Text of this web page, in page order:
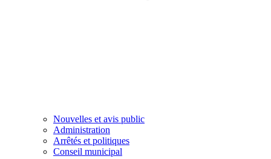
Nouvelles et avis public
Administration
Arrêtés et politiques
Conseil municipal